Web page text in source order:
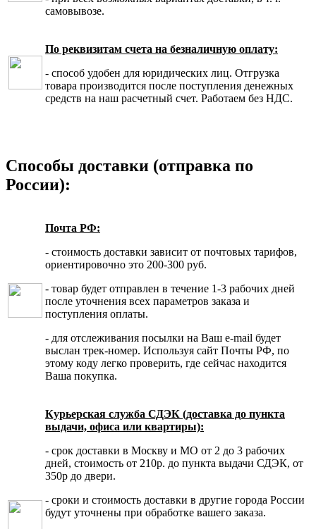
самовывозе.
По реквизитам счета на безналичную оплату:
- способ удобен для юридических лиц. Отгрузка
товара производится после поступления денежных
средств на наш расчетный счет. Работаем без НДС.
Способы доставки (отправка по
России):
Почта РФ:
- стоимость доставки зависит от почтовых тарифов,
ориентировочно это 200-300 руб.
- товар будет отправлен в течение 1-3 рабочих дней
после уточнения всех параметров заказа и
поступления оплаты.
- для отслеживания посылки на Ваш e-mail будет
выслан трек-номер. Используя сайт Почты РФ, по
этому коду легко проверить, где сейчас находится
Ваша покупка.
Курьерская служба СДЭК (доставка до пункта
выдачи, офиса или квартиры):
- срок доставки в Москву и МО от 2 до 3 рабочих
дней, стоимость от 210р. до пункта выдачи СДЭК, от
350р до двери.
- сроки и стоимость доставки в другие города России
будут уточнены при обработке вашего заказа.